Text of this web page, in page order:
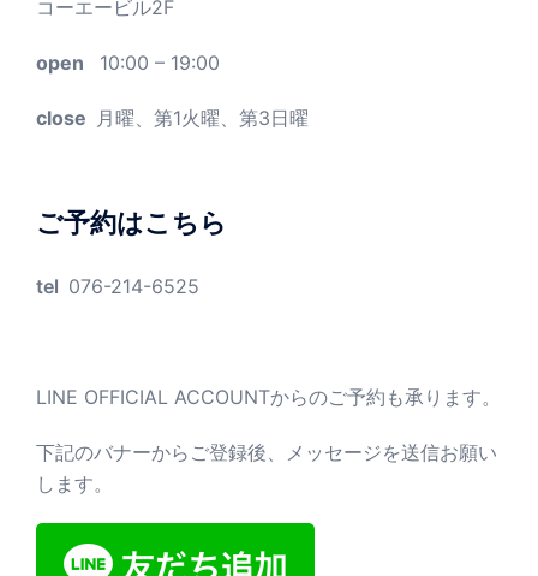
コーエービル2F
open 10:00 – 19:00
close 月曜、第1火曜、第3日曜
ご予約はこちら
tel 076-214-6525
LINE OFFICIAL ACCOUNTからのご予約も承ります。
下記のバナーからご登録後、メッセージを送信お願い
します。